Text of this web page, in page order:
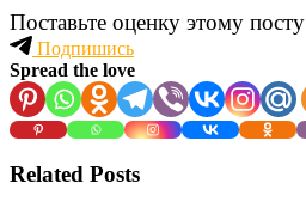
Поставьте оценку этому посту
Подпишись
Spread the love
Related Posts